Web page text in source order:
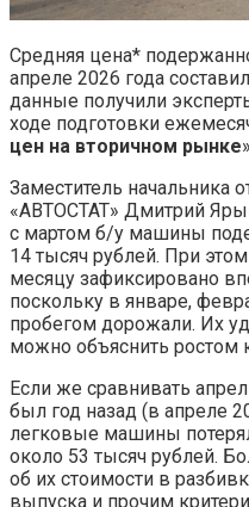
Средняя цена*
апреле 2026 года
данные получили
ходе подготовки
цен на вторичном рынке
Заместитель начальника
«АВТОСТАТ» Дмитрий
с мартом б/у машины
14 тысяч рублей. При
месяцу зафиксировано
поскольку в январе,
пробегом дорожали. Их
можно объяснить ростом
Если же сравнивать
был год назад (в апреле
легковые машины
около 53 тысяч рублей.
об их стоимости в
выпуска и прочим